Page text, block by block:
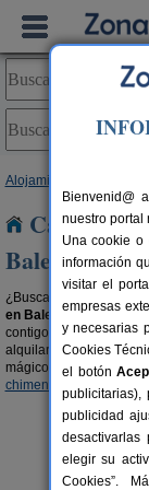
Alojamientos
Casas
Baleares
¿Buscas casas rurales
en Baleares que
contigo de vacaciones.
alquilar una casa rural
mágico con tu
chimenea en Baleares
Bienvenid@
nuestro portal
Una cookie o
información
visitar el
empresas
y necesarias
Cookies
el botón
publicitarias),
publicidad
desactivarlas
elegir su
Cookies”.